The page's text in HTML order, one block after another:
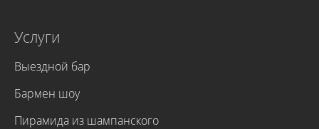
Услуги
Выездной бар
Бармен шоу
Пирамида из шампанского